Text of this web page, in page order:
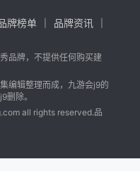
牌榜单
品牌资讯
品牌，不提供任何购买建
编辑整理而成，九游会j9的
删除。
all rights reserved.品